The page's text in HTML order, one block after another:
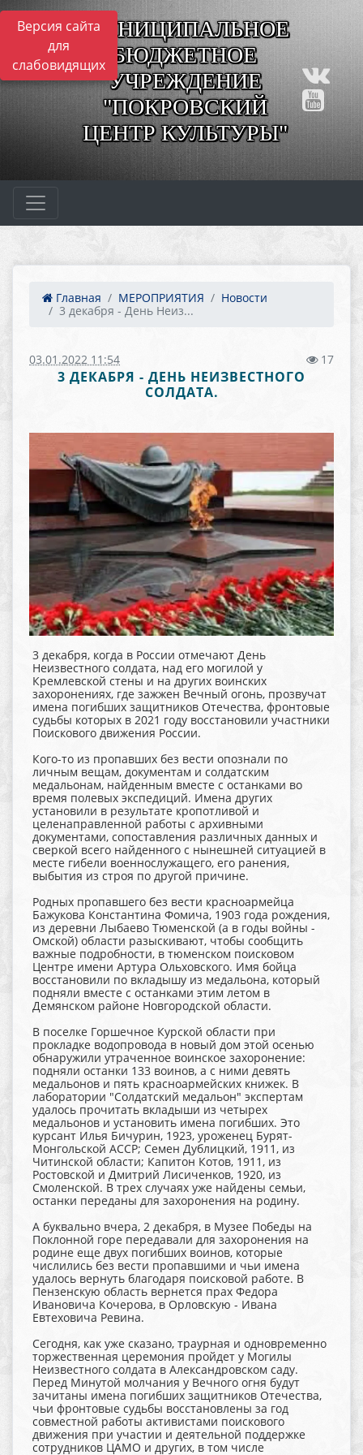
Версия сайта
для
слабовидящих
МУНИЦИПАЛЬНОЕ
БЮДЖЕТНОЕ
УЧРЕЖДЕНИЕ
"ПОКРОВСКИЙ
ЦЕНТР КУЛЬТУРЫ"
Главная МЕРОПРИЯТИЯ
Новости
3 декабря - День Неиз...
03.01.2022 11:54 17
3 ДЕКАБРЯ - ДЕНЬ НЕИЗВЕСТНОГО
СОЛДАТА.
3 декабря, когда в России отмечают День
Неизвестного солдата, над его могилой у
Кремлевской стены и на других воинских
захоронениях, где зажжен Вечный огонь, прозвучат
имена погибших защитников Отечества, фронтовые
судьбы которых в 2021 году восстановили участники
Поискового движения России.
Кого-то из пропавших без вести опознали по
личным вещам, документам и солдатским
медальонам, найденным вместе с останками во
время полевых экспедиций. Имена других
установили в результате кропотливой и
целенаправленной работы с архивными
документами, сопоставления различных данных и
сверкой всего найденного с нынешней ситуацией в
месте гибели военнослужащего, его ранения,
выбытия из строя по другой причине.
Родных пропавшего без вести красноармейца
Бажукова Константина Фомича, 1903 года рождения,
из деревни Лыбаево Тюменской (а в годы войны -
Омской) области разыскивают, чтобы сообщить
важные подробности, в тюменском поисковом
Центре имени Артура Ольховского. Имя бойца
восстановили по вкладышу из медальона, который
подняли вместе с останками этим летом в
Демянском районе Новгородской области.
В поселке Горшечное Курской области при
прокладке водопровода в новый дом этой осенью
обнаружили утраченное воинское захоронение:
подняли останки 133 воинов, а с ними девять
медальонов и пять красноармейских книжек. В
лаборатории "Солдатский медальон" экспертам
удалось прочитать вкладыши из четырех
медальонов и установить имена погибших. Это
курсант Илья Бичурин, 1923, уроженец Бурят-
Монгольской АССР; Семен Дублицкий, 1911, из
Читинской области; Капитон Котов, 1911, из
Ростовской и Дмитрий Лисиченков, 1920, из
Смоленской. В трех случаях уже найдены семьи,
останки переданы для захоронения на родину.
А буквально вчера, 2 декабря, в Музее Победы на
Поклонной горе передавали для захоронения на
родине еще двух погибших воинов, которые
числились без вести пропавшими и чьи имена
удалось вернуть благодаря поисковой работе. В
Пензенскую область вернется прах Федора
Ивановича Кочерова, в Орловскую - Ивана
Евтеховича Ревина.
Сегодня, как уже сказано, траурная и одновременно
торжественная церемония пройдет у Могилы
Неизвестного солдата в Александровском саду.
Перед Минутой молчания у Вечного огня будут
зачитаны имена погибших защитников Отечества,
чьи фронтовые судьбы восстановлены за год
совместной работы активистами поискового
движения при участии и деятельной поддержке
сотрудников ЦАМО и других, в том числе